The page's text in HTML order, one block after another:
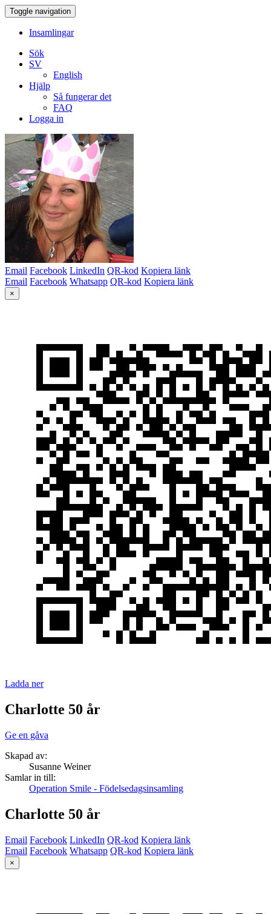
Toggle navigation
Insamlingar
Sök
SV
English
Hjälp
Så fungerar det
FAQ
Logga in
Email Facebook LinkedIn QR-kod Kopiera länk
Email Facebook Whatsapp QR-kod Kopiera länk
×
Ladda ner
Charlotte 50 år
Ge en gåva
Skapad av:
Susanne Weiner
Samlar in till:
Operation Smile - Födelsedagsinsamling
Charlotte 50 år
Email Facebook LinkedIn QR-kod Kopiera länk
Email Facebook Whatsapp QR-kod Kopiera länk
×